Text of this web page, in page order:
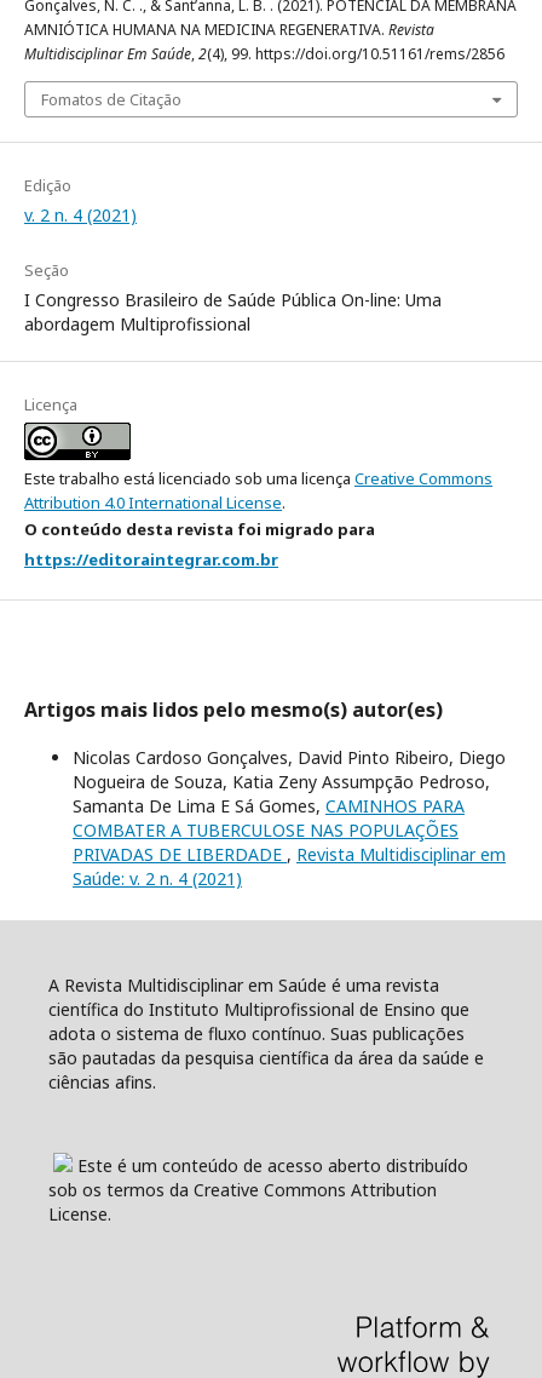
Gonçalves, N. C. ., & Sant’anna, L. B. . (2021). POTENCIAL DA MEMBRANA
AMNIÓTICA HUMANA NA MEDICINA REGENERATIVA. Revista
Multidisciplinar Em Saúde,2(4), 99. https://doi.org/10.51161/rems/2856
Fomatos de Citação
Edição
v. 2 n. 4 (2021)
Seção
I Congresso Brasileiro de Saúde Pública On-line: Uma
abordagem Multiprofissional
Licença
Este trabalho está licenciado sob uma licença Creative Commons
Attribution 4.0 International License.
O conteúdo desta revista foi migrado para
https://editoraintegrar.com.br
Artigos mais lidos pelo mesmo(s) autor(es)
Nicolas Cardoso Gonçalves, David Pinto Ribeiro, Diego
Nogueira de Souza, Katia Zeny Assumpção Pedroso,
Samanta De Lima E Sá Gomes, CAMINHOS PARA
COMBATER A TUBERCULOSE NAS POPULAÇÕES
PRIVADAS DE LIBERDADE , Revista Multidisciplinar em
Saúde: v. 2 n. 4 (2021)
A Revista Multidisciplinar em Saúde é uma revista
científica do Instituto Multiprofissional de Ensino que
adota o sistema de fluxo contínuo. Suas publicações
são pautadas da pesquisa científica da área da saúde e
ciências afins.
Este é um conteúdo de acesso aberto distribuído
sob os termos da Creative Commons Attribution
License.